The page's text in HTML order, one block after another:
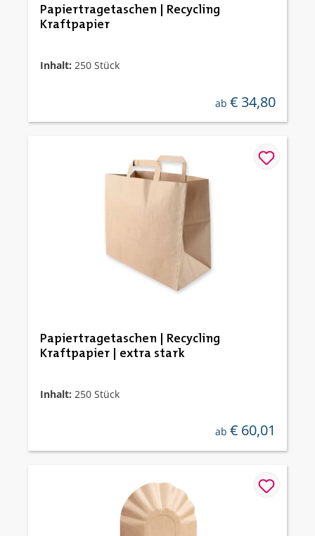
Papiertragetaschen | Recycling
Kraftpapier
Inhalt: 250 Stück
regulärer preis:
ab € 34,80
Papiertragetaschen | Recycling
Kraftpapier | extra stark
Inhalt: 250 Stück
regulärer preis:
ab € 60,01